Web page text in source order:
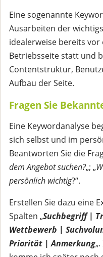
Eine sogenannte
Ausarbeiten der
idealerweise bereits
Betriebsseite statt und
Contentstruktur,
Aufbau der Seite.
Fragen Sie
Eine Keywordanalyse
sich selbst und im
Beantworten Sie die
dem Angebot suchen?„; „
persönlich wichtig?“.
Erstellen Sie dazu eine
Spalten „Suchbegriff |
Wettbewerb |
Priorität | Anmerkung